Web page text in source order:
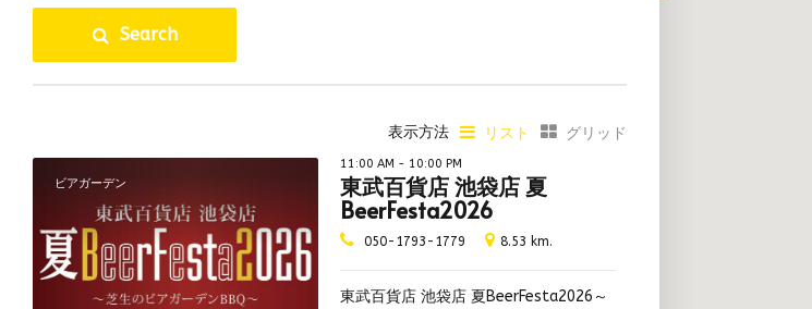
国内クラフトビール
ハッピーアワー
リアルエールあり
個室あり
テラス席あり
テイクアウト可
喫煙所あり
喫煙可
全席禁煙
昼飲み可
無料Wi-Fi
デリバリー可 ブルワリー見学あり
Search
表示方法 リスト グリッド
ビアガーデン 東武百貨店 池袋店 夏
BeerFesta2026
11:00 AM - 10:00 PM
050-1793-1779 8.53 km.
東武百貨店 池袋店 夏BeerFesta2026～